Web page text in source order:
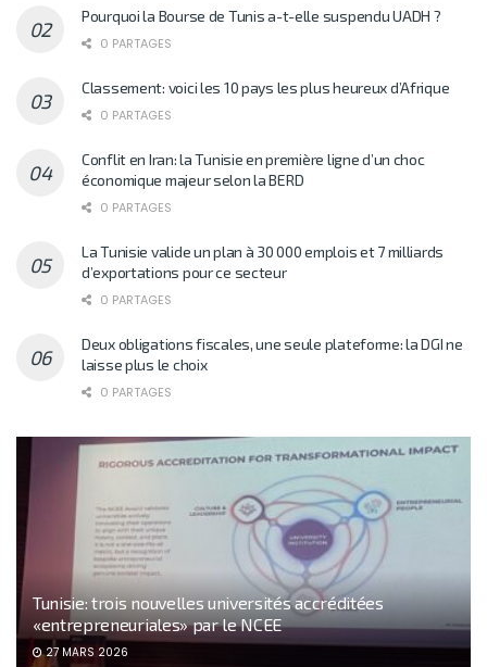
Pourquoi la Bourse de Tunis a-t-elle suspendu UADH ?
0 PARTAGES
Classement: voici les 10 pays les plus heureux d’Afrique
0 PARTAGES
Conflit en Iran: la Tunisie en première ligne d’un choc
économique majeur selon la BERD
0 PARTAGES
La Tunisie valide un plan à 30 000 emplois et 7 milliards
d’exportations pour ce secteur
0 PARTAGES
Deux obligations fiscales, une seule plateforme: la DGI ne
laisse plus le choix
0 PARTAGES
Tunisie: trois nouvelles universités accréditées
«entrepreneuriales» par le NCEE
27 MARS 2026